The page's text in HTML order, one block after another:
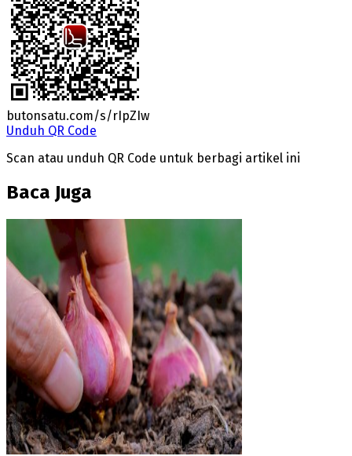
butonsatu.com/s/rIpZIw
Unduh QR Code
Scan atau unduh QR Code untuk berbagi artikel ini
Baca Juga